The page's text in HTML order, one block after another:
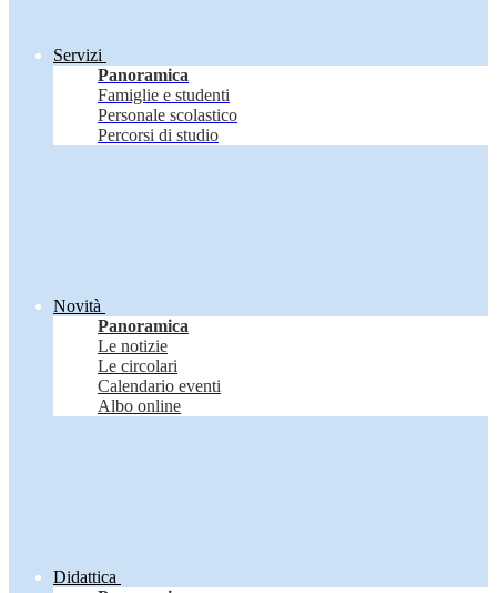
Servizi
Panoramica
Famiglie e studenti
Personale scolastico
Percorsi di studio
Novità
Panoramica
Le notizie
Le circolari
Calendario eventi
Albo online
Didattica